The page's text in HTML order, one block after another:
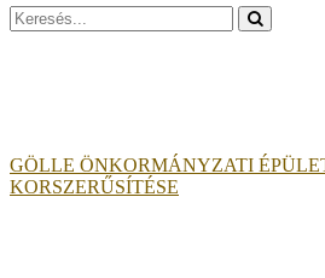
Search
for:
GÖLLE ÖNKORMÁNYZATI
KORSZERŰSÍTÉSE